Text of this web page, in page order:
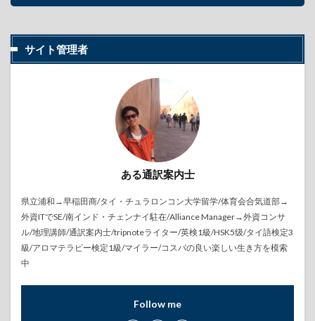
サイト管理者
ある通訳案内士
県立浦和→早稲田商/タイ・チュラロンコン大学留学/体育会合気道部→
外資ITでSE/南インド・チェンナイ駐在/Alliance Manager→外資コンサ
ル/地理講師/通訳案内士/tripnoteライター/英検1級/HSK5级/タイ語検定3
級/アロマテラピー検定1級/マイラー/コスパの良い楽しい生き方を模索
中
Follow me